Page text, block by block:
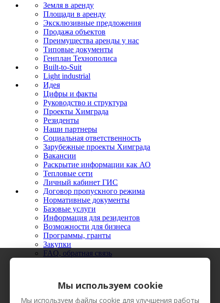
Земля в аренду
Площади в аренду
Эксклюзивные предложения
Продажа объектов
Преимущества аренды у нас
Типовые документы
Генплан Технополиса
Built-to-Suit
Light industrial
Идея
Цифры и факты
Руководство и структура
Проекты Химграда
Резиденты
Наши партнеры
Социальная ответственность
Зарубежные проекты Химграда
Вакансии
Раскрытие информации как АО
Тепловые сети
Личный кабинет ГИС
Договор пропускного режима
Нормативные документы
Базовые услуги
Информация для резидентов
Возможности для бизнеса
Программы, гранты
Закупки
FAQ, обратная связь
Видео
Вестник Химграда
Мы используем cookie
Мы используем файлы cookie для улучшения работы